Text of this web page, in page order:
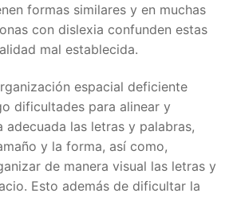
formas similares y en muchas
con dislexia confunden estas
mal establecida.
espacial deficiente
dificultades para alinear y
adecuada las letras y palabras,
y la forma, así como,
de manera visual las letras y
Esto además de dificultar la